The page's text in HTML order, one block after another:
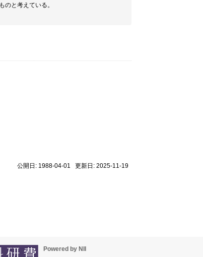
と考えている。
公開日: 1988-04-01 更新日: 2025-11-19
Powered by NII